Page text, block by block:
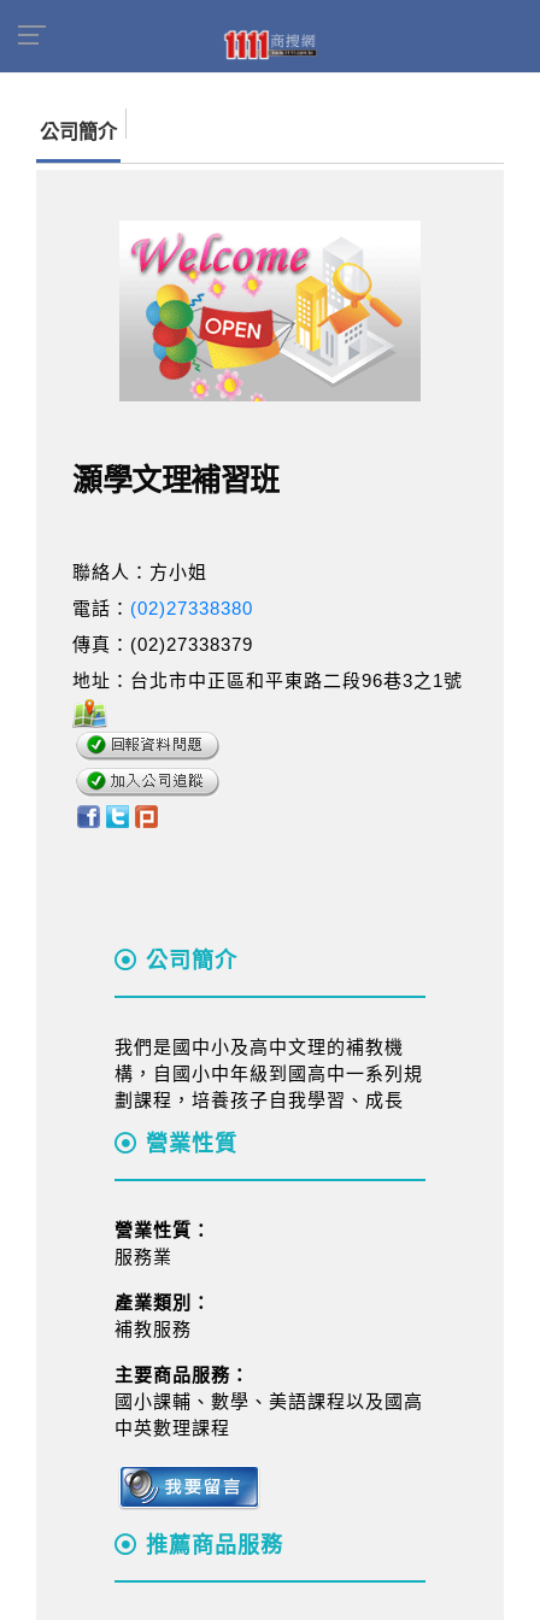
公司簡介
灝學文理補習班
聯絡人：方小姐
電話： (02)27338380
傳真：(02)27338379
地址：台北市中正區和平東路二段96巷3之1號
公司簡介
我們是國中小及高中文理的補教機
構，自國小中年級到國高中一系列規
劃課程，培養孩子自我學習、成長
營業性質
營業性質：
服務業
產業類別：
補教服務
主要商品服務：
國小課輔、數學、美語課程以及國高
中英數理課程
推薦商品服務